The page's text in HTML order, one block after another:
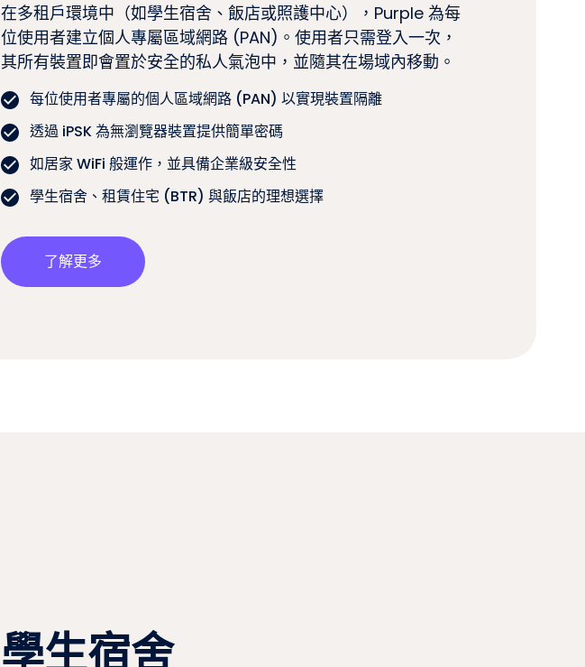
在多租戶環境中（如學生宿舍、飯店或照護中心），Purple 為每
位使用者建立個人專屬區域網路 (PAN)。使用者只需登入一次，
其所有裝置即會置於安全的私人氣泡中，並隨其在場域內移動。
每位使用者專屬的個人區域網路 (PAN) 以實現裝置隔離
透過 iPSK 為無瀏覽器裝置提供簡單密碼
如居家 WiFi 般運作，並具備企業級安全性
學生宿舍、租賃住宅 (BTR) 與飯店的理想選擇
了解更多
學生宿舍